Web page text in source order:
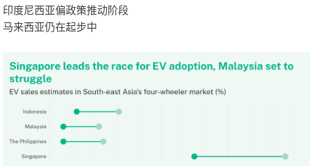
印度尼西亚偏政策推动阶段
马来西亚仍在起步中